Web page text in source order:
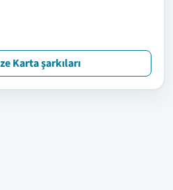
Karta şarkıları